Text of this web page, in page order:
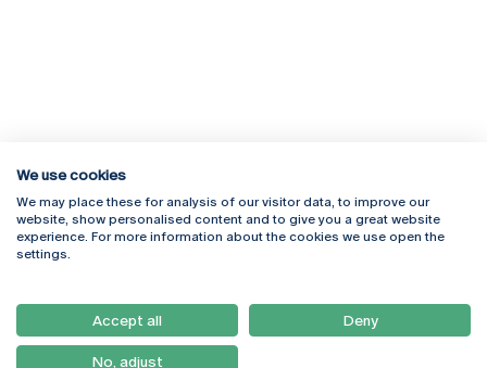
Rua Diogo Botelho 1327
4169-005 Porto
+351 226 196 240
Campus Online
Webmail
Como Chegar
Newsletter
We use cookies
We may place these for analysis of our visitor data, to improve our
website, show personalised content and to give you a great website
experience. For more information about the cookies we use open the
settings.
Accept all Deny
No, adjust